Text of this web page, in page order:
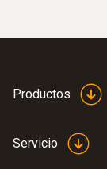
Productos
Servicio